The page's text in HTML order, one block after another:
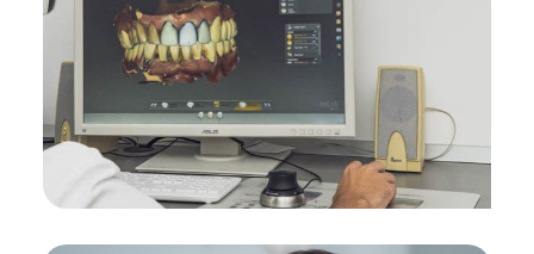
Soluții personalizate